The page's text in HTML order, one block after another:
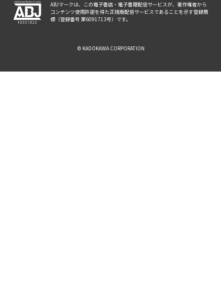
ABJマークは、この電子書店・電子書籍配信サービスが、著作権者から
コンテンツ使用許諾を得た正規版配信サービスであることを示す登録商
標（登録番号 第6091713号）です。
© KADOKAWA CORPORATION